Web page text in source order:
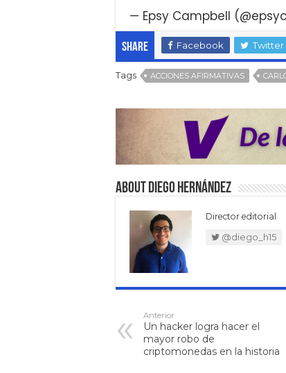
— Epsy Campbell
Share Facebook Twitter
Tags ACCIONES AFIRMATIVAS
About Diego Hernández
Director editorial
@diego_h15
Anterior
Un hacker logra hacer el
mayor robo de
criptomonedas en la historia